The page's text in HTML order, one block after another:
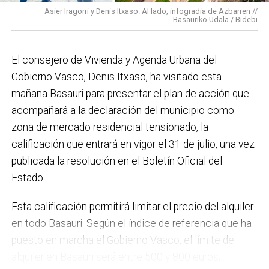
elaboración del Plan General de Actuación Energética,
el Plan de Acción contra el Ruido y la instalación de
régimen de autoconsumo, que hacen de Basauri un
municipio más sostenible y preparado para el futuro.
En ese sentido, estamos trabajando en acciones de
clima y energía, entre las que destacan el diseño de
una red de refugios climáticos, junto con un Plan de
Actuación ante Episodios de Altas Temperaturas,
como las que recientemente hemos sufrido.
proyecto de lanueva haurreskola que se construirá en
Sarratu, junto a Arizko Ikastola, y que es una apuesta
por la educación pública y un elemento más de apoyo
Asier Iragorri y Denis Itxaso. Al lado, infogradia de Azbarren //
Basauriko Udala / Bidebi
El consejero de Vivienda y Agenda Urbana del
Gobierno Vasco, Denis Itxaso, ha visitado esta
mañana Basauri para presentar el plan de acción que
acompañará a la declaración del municipio como
zona de mercado residencial tensionado, la
calificación que entrará en vigor el 31 de julio, una vez
publicada la resolución en el Boletín Oficial del
Estado.
Esta calificación permitirá limitar el precio del alquiler
en todo Basauri. Según el índice de referencia que ha
puesto en marcha el Gobierno Vasco, el límite de